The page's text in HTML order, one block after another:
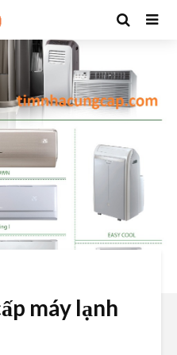
máy lạnh